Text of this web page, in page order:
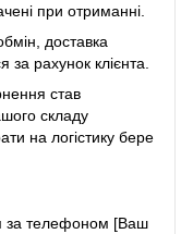
при отриманні.
доставка
за рахунок клієнта.
став
складу
на логістику бере
за телефоном [Ваш